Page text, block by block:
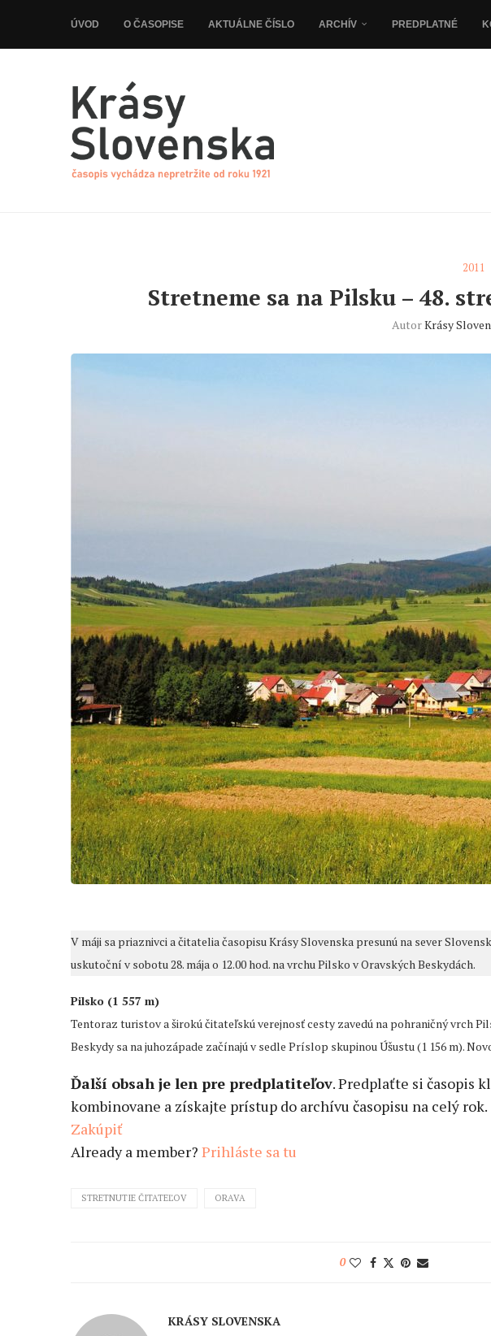
ÚVOD O ČASOPISE AKTUÁLNE ČÍSLO ARCHÍV PREDPLATNÉ
2011
Stretneme sa na Pilsku – 48.
AutorKrásy
V máji sa priaznivci a čitatelia časopisu Krásy Slovenska presunú na sever
uskutoční v sobotu 28. mája o 12.00 hod. na vrchu Pilsko v Oravských Beskydách.
Pilsko (1 557 m)
Tentoraz turistov a širokú čitateľskú verejnosť cesty zavedú na pohraničný vrch
Beskydy sa na juhozápade začínajú v sedle Príslop skupinou Úšustu (1 156 m).
Ďalší obsah je len pre predplatiteľov. Predplaťte si časopis
kombinovane a získajte prístup do archívu časopisu na celý rok.
Zakúpiť
Already a member? Prihláste sa tu
STRETNUTIE ČITATEĽOV ORAVA
0
KRÁSY SLOVENSKA